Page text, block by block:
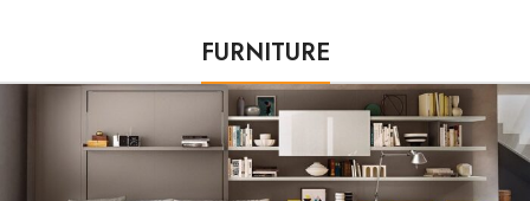
FURNITURE